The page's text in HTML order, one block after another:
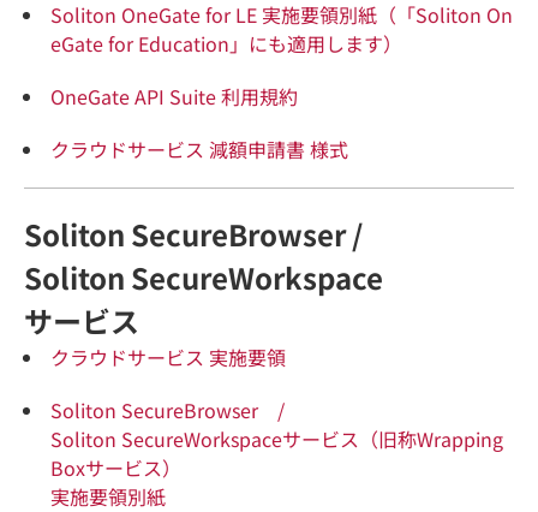
Soliton OneGate for LE 実施要領別紙（「Soliton On
eGate for Education」にも適用します）
OneGate API Suite 利用規約
クラウドサービス 減額申請書 様式
Soliton SecureBrowser /
Soliton SecureWorkspace
サービス
クラウドサービス 実施要領
Soliton SecureBrowser /
Soliton SecureWorkspaceサービス（旧称Wrapping
Boxサービス）
実施要領別紙